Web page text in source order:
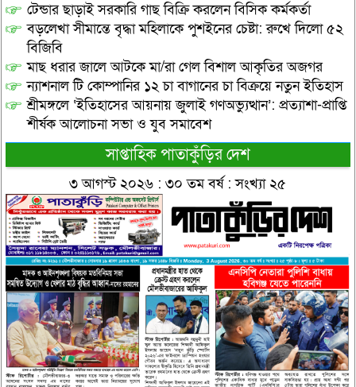
টেন্ডার ছাড়াই সরকারি গাছ বিক্রি করলেন বিসিক কর্মকর্তা
বড়লেখা সীমান্তে বৃদ্ধা মহিলাকে পুশইনের চেষ্টা: রুখে দিলো ৫২
বিজিবি
মাছ ধরার জালে আটকে মা/রা গেল বিশাল আকৃতির অজগর
ন্যাশনাল টি কোম্পানির ১২ চা বাগানের চা বিক্রয়ে নতুন ইতিহাস
শ্রীমঙ্গলে ‘ইতিহাসের আয়নায় জুলাই গণঅভ্যুত্থান’: প্রত্যাশা-প্রাপ্তি
শীর্ষক আলোচনা সভা ও যুব সমাবেশ
সাপ্তাহিক পাতাকুঁড়ির দেশ
৩ আগস্ট ২০২৬ : ৩০ তম বর্ষ : সংখ্যা ২৫